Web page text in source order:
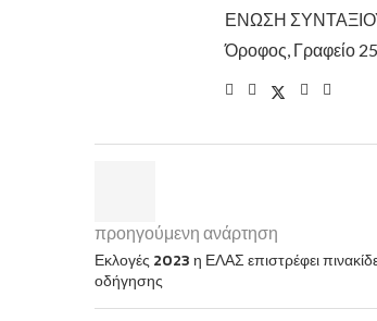
ΕΝΩΣΗ
Όροφος, Γραφείο
προηγούμενη ανάρτηση
Εκλογές 2023 η ΕΛΑΣ επιστρέφει
οδήγησης